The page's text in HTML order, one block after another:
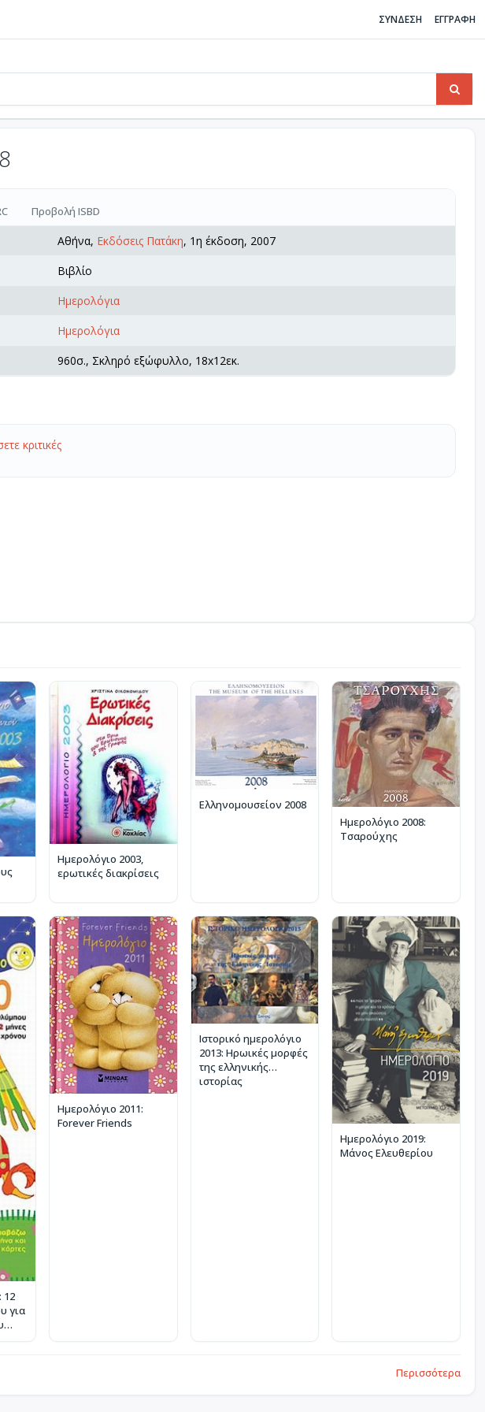
ΣΥΝΔΕΣΗ ΕΓΓΡΑΦΗ
Προβολή ISBD
Αθήνα, Εκδόσεις Πατάκη, 1η έκδοση, 2007
Βιβλίο
Ημερολόγια
Ημερολόγια
960σ., Σκληρό εξώφυλλο, 18x12εκ.
κριτικές
Ημερολόγιο 2003,
ερωτικές διακρίσεις
Ελληνομουσείον 2008
Ημερολόγιο 2008:
Τσαρούχης
12
για
Ημερολόγιο 2011:
Forever Friends
Ιστορικό ημερολόγιο
2013: Ηρωικές μορφές
της ελληνικής
ιστορίας
Ημερολόγιο 2019:
Μάνος Ελευθερίου
Περισσότερα